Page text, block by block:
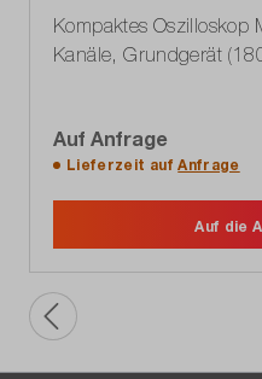
Kompaktes Oszilloskop
Kanäle, Grundgerät
Auf Anfrage
Lieferzeit aufAnfrage
Auf die